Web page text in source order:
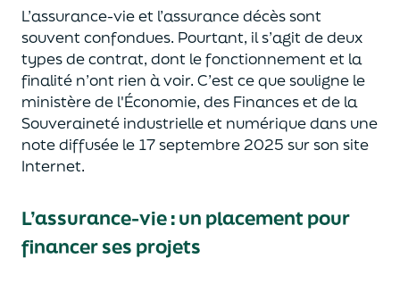
L’assurance-vie et l’assurance décès sont
souventconfondues. Pourtant, il s’agit de deux
types de contrat, dont le fonctionnement et la
finalité n’ont rien à voir. C’est ce que souligne le
ministère de l'Économie, des Financeset de la
Souveraineté industrielle et numériquedans une
note diffusée le 17 septembre 2025 sur son site
Internet.
L’assurance-vie : un placement pour
financer ses projets